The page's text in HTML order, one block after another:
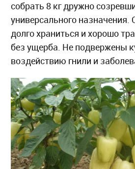
собрать 8 кг дружно
универсального назначения.
долго храниться и хорошо
без ущерба. Не подвержены
воздействию гнили и